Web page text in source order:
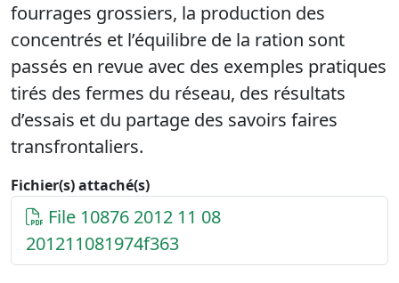
fourrages grossiers, la production des
concentrés et l’équilibre de la ration sont
passés en revue avec des exemples pratiques
tirés des fermes du réseau, des résultats
d’essais et du partage des savoirs faires
transfrontaliers.
Fichier(s) attaché(s)
File 10876 2012 11 08
201211081974f363